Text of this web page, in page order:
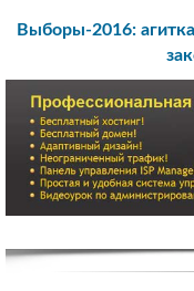
Выборы-2016: